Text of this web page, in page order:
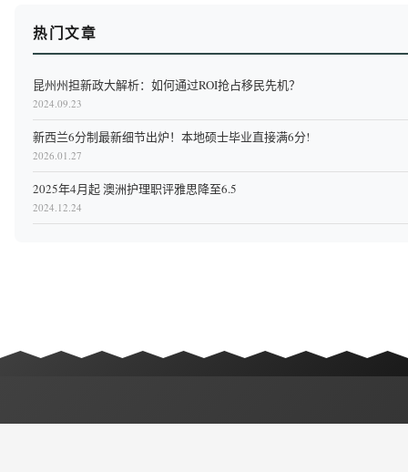
热门文章
昆州州担新政大解析：如何通过ROI抢占移民先机？
2024.09.23
新西兰6分制最新细节出炉！本地硕士毕业直接满6分!
2026.01.27
2025年4月起 澳洲护理职评雅思降至6.5
2024.12.24